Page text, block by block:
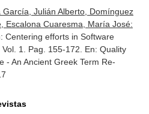
Julián Alberto, Domínguez
Escalona Cuaresma, María José:
Centering efforts in Software
1. Pag. 155-172. En: Quality
- An Ancient Greek Term Re-